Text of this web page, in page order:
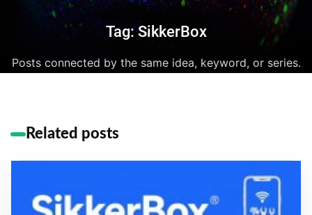
Tag: SikkerBox
Posts connected by the same idea, keyword, or series.
Related posts